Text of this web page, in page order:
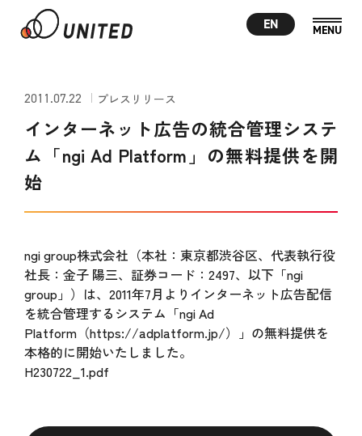
EN
2011.07.22 プレスリリース
インターネット広告の統合管理システ
ム「ngi Ad Platform」の無料提供を開
始
ngi group株式会社（本社：東京都渋谷区、代表執行役
社長：金子 陽三、証券コード：2497、以下「ngi
group」）は、2011年7月よりインターネット広告配信
を統合管理するシステム「ngi Ad
Platform（https://adplatform.jp/）」の無料提供を
本格的に開始いたしました。
H230722_1.pdf